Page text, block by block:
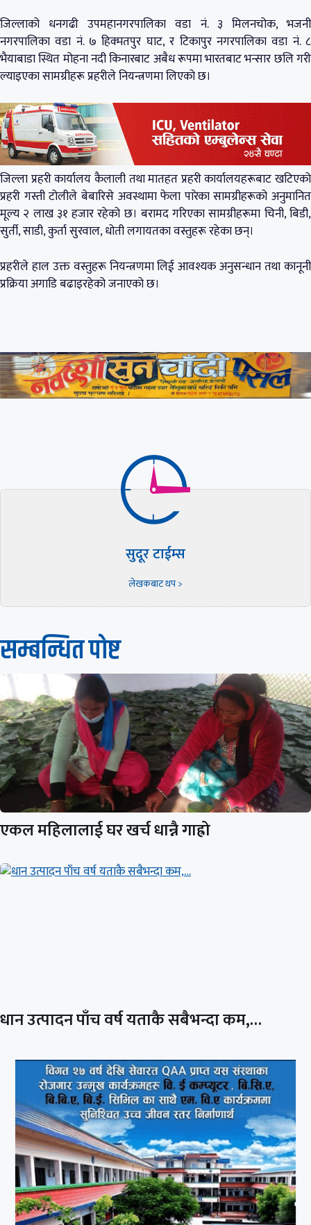
जिल्लाको धनगढी उपमहानगरपालिका वडा नं. ३ मिलनचोक, भजनी
नगरपालिका वडा नं. ७ हिक्मतपुर घाट, र टिकापुर नगरपालिका वडा नं. ८
भैयाबाडा स्थित मोहना नदी किनारबाट अबैध रूपमा भारतबाट भन्सार छलि गरी
ल्याइएका सामग्रीहरू प्रहरीले नियन्त्रणमा लिएको छ।
जिल्ला प्रहरी कार्यालय कैलाली तथा मातहत प्रहरी कार्यालयहरूबाट खटिएको
प्रहरी गस्ती टोलीले बेबारिसे अवस्थामा फेला पारेका सामग्रीहरूको अनुमानित
मूल्य २ लाख ३१ हजार रहेको छ। बरामद गरिएका सामग्रीहरूमा चिनी, बिडी,
सुर्ती, साडी, कुर्ता सुरवाल, धोती लगायतका वस्तुहरू रहेका छन्।
प्रहरीले हाल उक्त वस्तुहरू नियन्त्रणमा लिई आवश्यक अनुसन्धान तथा कानूनी
प्रक्रिया अगाडि बढाइरहेको जनाएको छ।
सुदूर टाईम्स
लेखकबाट थप >
सम्बन्धित पाेष्ट
एकल महिलालाई घर खर्च धान्नै गाह्रो
धान उत्पादन पाँच वर्ष यताकै सबैभन्दा कम,…